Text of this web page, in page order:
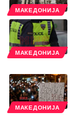
МАКЕДОНИЈА
МАКЕДОНИЈА
МАКЕДОНИЈА